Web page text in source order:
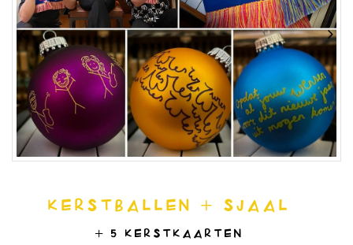
KERSTBALLEN + SJAAL
+ 5 KERSTKAARTEN